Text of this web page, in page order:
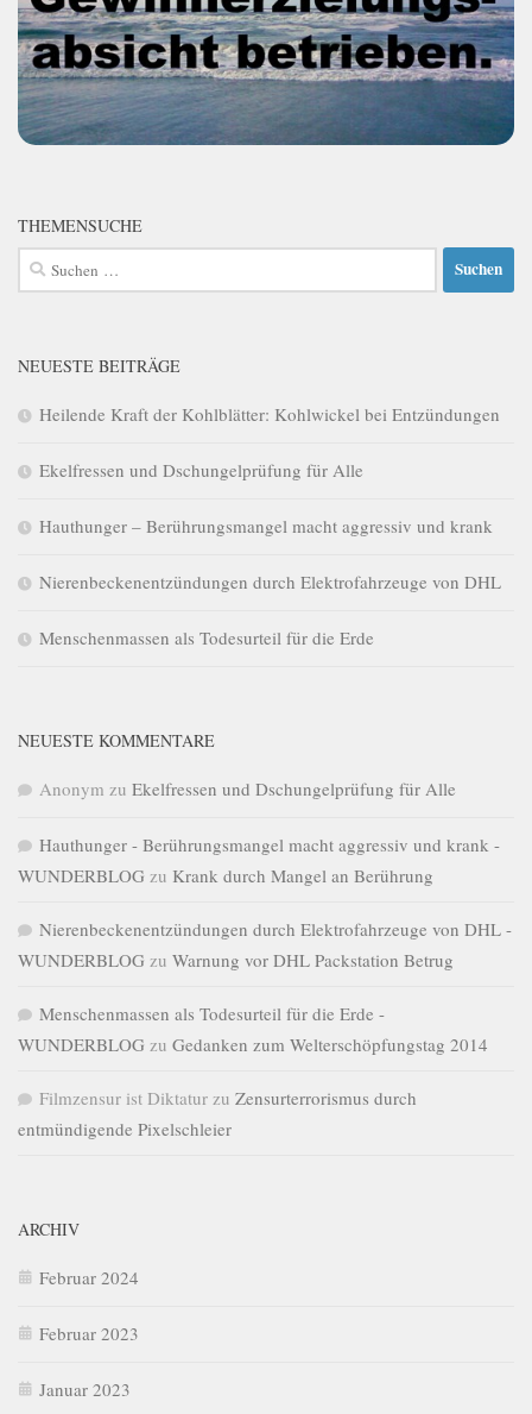
THEMENSUCHE
Suchen
nach:
NEUESTE BEITRÄGE
Heilende Kraft der Kohlblätter: Kohlwickel bei Entzündungen
Ekelfressen und Dschungelprüfung für Alle
Hauthunger – Berührungsmangel macht aggressiv und krank
Nierenbeckenentzündungen durch Elektrofahrzeuge von DHL
Menschenmassen als Todesurteil für die Erde
NEUESTE KOMMENTARE
Anonym zu Ekelfressen und Dschungelprüfung für Alle
Hauthunger - Berührungsmangel macht aggressiv und krank -
WUNDERBLOG zu Krank durch Mangel an Berührung
Nierenbeckenentzündungen durch Elektrofahrzeuge von DHL -
WUNDERBLOG zu Warnung vor DHL Packstation Betrug
Menschenmassen als Todesurteil für die Erde -
WUNDERBLOG zu Gedanken zum Welterschöpfungstag 2014
Filmzensur ist Diktatur zu Zensurterrorismus durch
entmündigende Pixelschleier
ARCHIV
Februar 2024
Februar 2023
Januar 2023